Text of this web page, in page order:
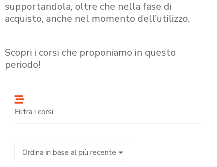
supportandola, oltre che nella fase di
acquisto, anche nel momento dell’utilizzo.
Scopri i corsi che proponiamo in questo
periodo!
Filtra i corsi